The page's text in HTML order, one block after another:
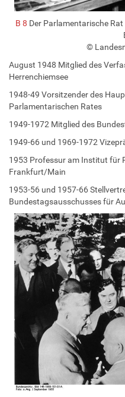
B 8 Der Parlamentarische
©
August 1948 Mitglied des
Herrenchiemsee
1948-49 Vorsitzender des
Parlamentarischen Rates
1949-1972 Mitglied des
1949-66 und 1969-1972
1953 Professur am Institut für
Frankfurt/Main
1953-56 und 1957-66
Bundestagsausschusses für